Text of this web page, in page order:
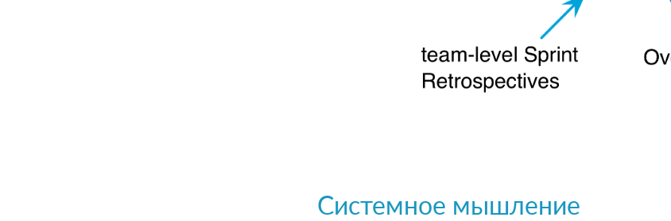
Системное мышление